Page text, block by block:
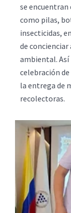
se
como pilas,
insecticidas,
de
ambiental. Así
celebración de
la entrega de
recolectoras.